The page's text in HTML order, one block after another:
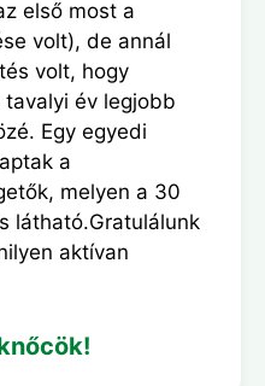
első most a
volt), de annál
volt, hogy
év legjobb
Egy egyedi
a
melyen a 30
látható.Gratulálunk
aktívan